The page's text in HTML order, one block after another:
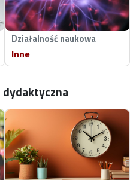
Działalność naukowa
Inne
dydaktyczna